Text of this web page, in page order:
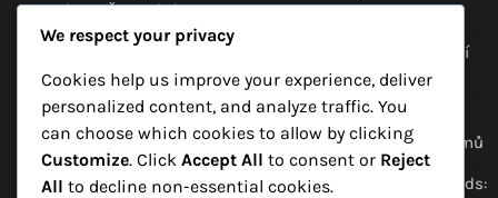
výhod, Časování, Zkušenosti komunity
Strategie pro přihlášení do Monster Legends: Zlepšení
nároků, Tipy od komunity, Maximální využití výhod
Monster Legends – Nárokovatelné zdarma dárky:
Zkušenosti uživatelů, Běžné problémy, Řešení problémů
Oznámení o odměnách za přihlášení v Monster Legends:
We respect your privacy
Cookies help us improve your experience, deliver
personalized content, and analyze traffic. You
can choose which cookies to allow by clicking
Customize. Click Accept All to consent or Reject
All to decline non-essential cookies.